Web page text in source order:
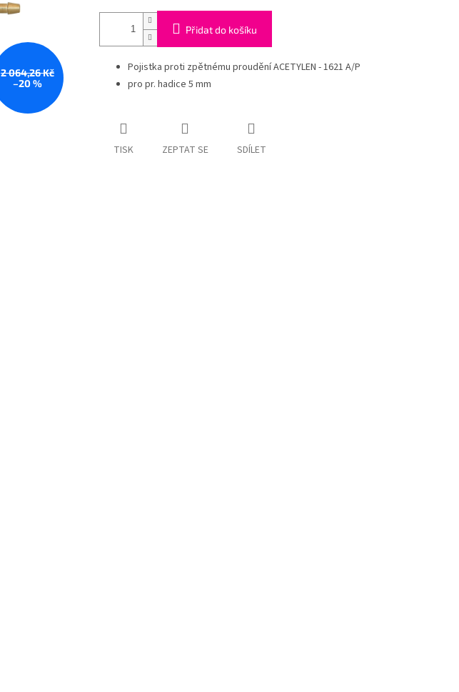
2 064,26 Kč
–20 %
Přidat do košíku
Pojistka proti zpětnému proudění ACETYLEN - 1621 A/P
pro pr. hadice 5 mm
TISK ZEPTAT SE SDÍLET